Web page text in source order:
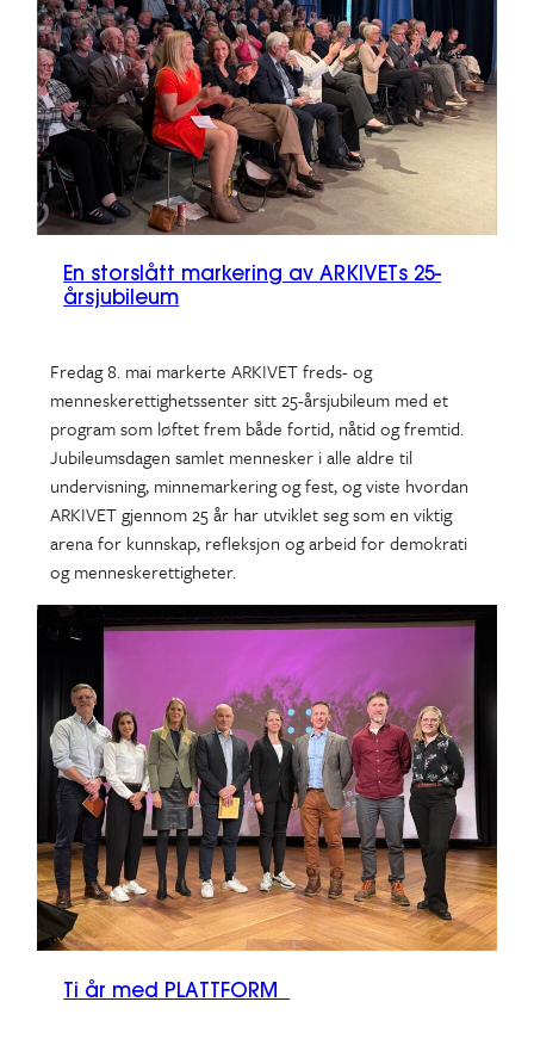
En storslått markering av ARKIVETs 25-
årsjubileum
Fredag 8. mai markerte ARKIVET freds- og
menneskerettighetssenter sitt 25-årsjubileum med et
program som løftet frem både fortid, nåtid og fremtid.
Jubileumsdagen samlet mennesker i alle aldre til
undervisning, minnemarkering og fest, og viste hvordan
ARKIVET gjennom 25 år har utviklet seg som en viktig
arena for kunnskap, refleksjon og arbeid for demokrati
og menneskerettigheter.
Ti år med PLATTFORM